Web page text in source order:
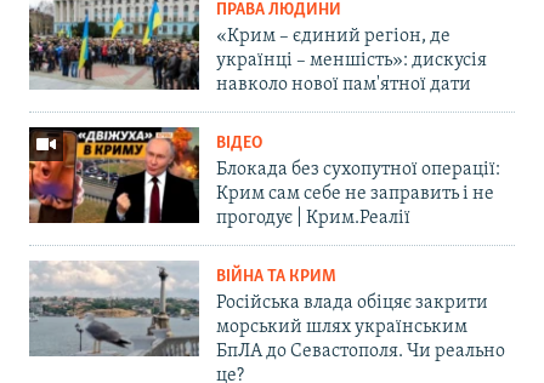
ПРАВА ЛЮДИНИ
«Крим – єдиний регіон, де
українці – меншість»: дискусія
навколо нової пам'ятної дати
ВІДЕО
Блокада без сухопутної операції:
Крим сам себе не заправить і не
прогодує | Крим.Реалії
ВІЙНА ТА КРИМ
Російська влада обіцяє закрити
морський шлях українським
БпЛА до Севастополя. Чи реально
це?